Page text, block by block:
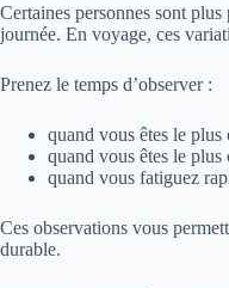
Certaines personnes sont
journée. En voyage, ces
Prenez le temps d’observer :
quand vous êtes le plus
quand vous êtes le plus
quand vous fatiguez
Ces observations vous
durable.